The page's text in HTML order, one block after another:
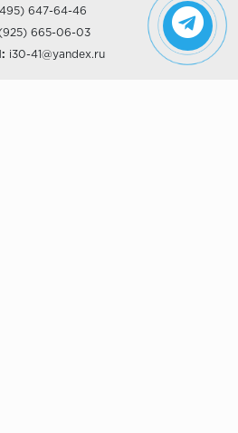
647-64-46
665-06-03
i30-41@yandex.ru